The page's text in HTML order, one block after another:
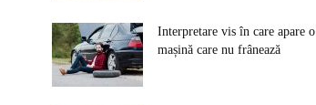
Interpretare vis în care apare o
mașină care nu frânează